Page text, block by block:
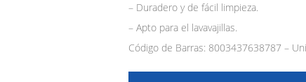
– Duradero y de fácil limpieza.
– Apto para el lavavajillas.
Código de Barras: 8003437638787 –